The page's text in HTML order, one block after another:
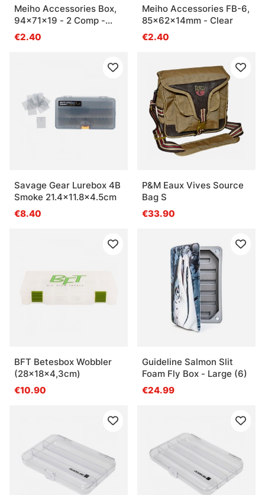
Meiho Accessories Box,
94x71x19 - 2 Comp -
Clear
€2.40
Meiho Accessories FB-6,
85x62x14mm - Clear
€2.40
Savage Gear Lurebox 4B
Smoke 21.4x11.8x4.5cm
€8.40
P&M Eaux Vives Source
Bag S
€33.90
BFT Betesbox Wobbler
(28x18x4,3cm)
€10.90
Guideline Salmon Slit
Foam Fly Box - Large (6)
€24.99